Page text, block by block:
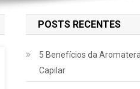
POSTS RECENTES
5 Benefícios da
Capilar